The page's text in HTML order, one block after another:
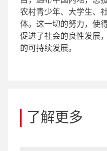
农村青少年、大学生、
体。这一切的努力，使
促进了社会的良性发展
的可持续发展。
了解更多